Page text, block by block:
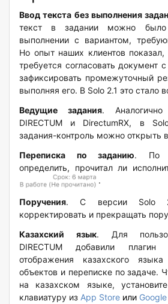
Ввод текста без выполнения
текст в задании можно
выполнении с вариантом,
Но опыт наших клиентов показал,
требуется согласовать документ
зафиксировать промежуточный
выполняя его. В Solo 2.1 это стало
Ведущие задания. Аналогично
DIRECTUM и DirectumRX, в
задания-контроль можно открыть
Переписка по заданию. По
определить, прочитал ли
.
Поручения. С версии Solo
корректировать и прекращать
Казахский язык. Для
DIRECTUM добавили плагин
отображения казахского
объектов и переписке по задаче.
на казахском языке,
клавиатуру из App Store или